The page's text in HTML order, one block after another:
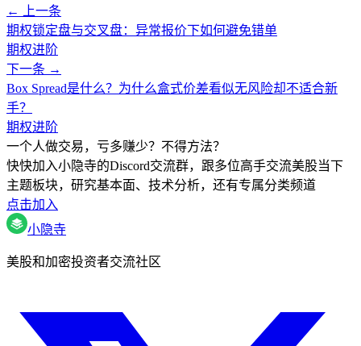
← 上一条
期权锁定盘与交叉盘：异常报价下如何避免错单
期权进阶
下一条 →
Box Spread是什么？为什么盒式价差看似无风险却不适合新
手？
期权进阶
一个人做交易，亏多赚少？不得方法？
快快加入小隐寺的Discord交流群，跟多位高手交流美股当下
主题板块，研究基本面、技术分析，还有专属分类频道
点击加入
小隐寺
美股和加密投资者交流社区